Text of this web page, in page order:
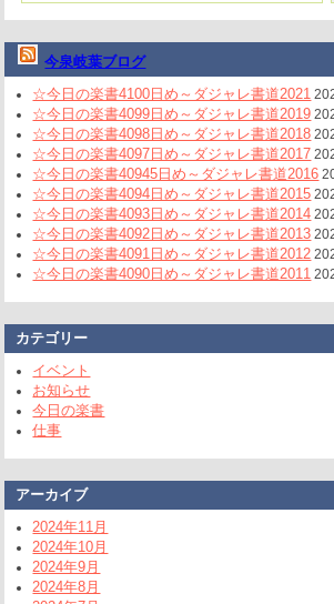
今泉岐葉ブログ
☆今日の楽書4100日め～ダジャレ書道2021
☆今日の楽書4099日め～ダジャレ書道2019
☆今日の楽書4098日め～ダジャレ書道2018
☆今日の楽書4097日め～ダジャレ書道2017
☆今日の楽書40945日め～ダジャレ書道2016
☆今日の楽書4094日め～ダジャレ書道2015
☆今日の楽書4093日め～ダジャレ書道2014
☆今日の楽書4092日め～ダジャレ書道2013
☆今日の楽書4091日め～ダジャレ書道2012
☆今日の楽書4090日め～ダジャレ書道2011
カテゴリー
イベント
お知らせ
今日の楽書
仕事
アーカイブ
2024年11月
2024年10月
2024年9月
2024年8月